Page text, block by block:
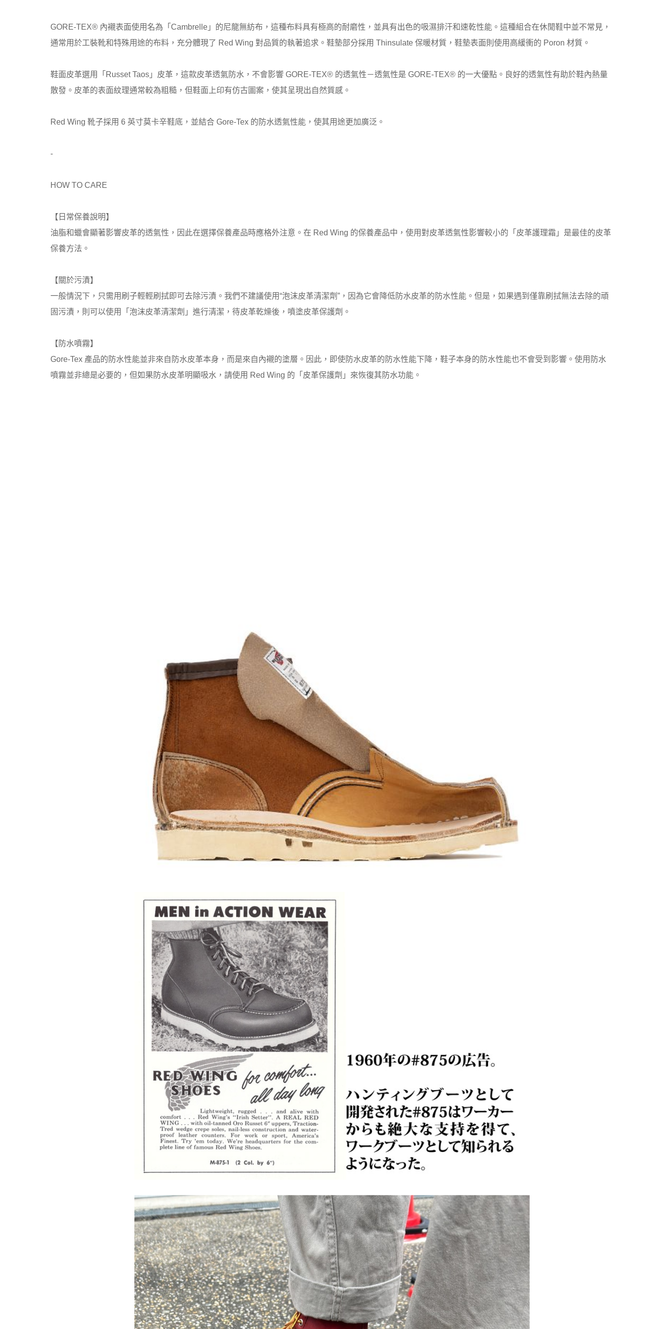
請選擇規格 確定並返回
GORE-TEX® 內襯表面使用名為「Cambrelle」的尼龍無紡布，這種布料具有極高的耐磨性，並具有出色的吸濕排汗和速乾性能。這種組合在休閒鞋中並不常見，
通常用於工裝靴和特殊用途的布料，充分體現了 Red Wing 對品質的執著追求。鞋墊部分採用 Thinsulate 保暖材質，鞋墊表面則使用高緩衝的 Poron 材質。
鞋面皮革選用「Russet Taos」皮革，這款皮革透氣防水，不會影響 GORE-TEX® 的透氣性－透氣性是 GORE-TEX® 的一大優點。良好的透氣性有助於鞋內熱量
散發。皮革的表面紋理通常較為粗糙，但鞋面上印有仿古圖案，使其呈現出自然質感。
Red Wing 靴子採用 6 英寸莫卡辛鞋底，並結合 Gore-Tex 的防水透氣性能，使其用途更加廣泛。
-
HOW TO CARE
【日常保養說明】
油脂和蠟會顯著影響皮革的透氣性，因此在選擇保養產品時應格外注意。在 Red Wing 的保養產品中，使用對皮革透氣性影響較小的「皮革護理霜」是最佳的皮革
保養方法。
【關於污漬】
一般情況下，只需用刷子輕輕刷拭即可去除污漬。我們不建議使用“泡沫皮革清潔劑”，因為它會降低防水皮革的防水性能。但是，如果遇到僅靠刷拭無法去除的頑
固污漬，則可以使用「泡沫皮革清潔劑」進行清潔，待皮革乾燥後，噴塗皮革保護劑。
【防水噴霧】
Gore-Tex 產品的防水性能並非來自防水皮革本身，而是來自內襯的塗層。因此，即使防水皮革的防水性能下降，鞋子本身的防水性能也不會受到影響。使用防水
噴霧並非總是必要的，但如果防水皮革明顯吸水，請使用 Red Wing 的「皮革保護劑」來恢復其防水功能。